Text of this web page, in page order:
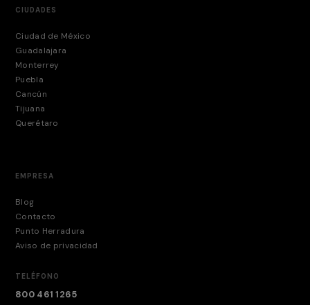
CIUDADES
Ciudad de México
Guadalajara
Monterrey
Puebla
Cancún
Tijuana
Querétaro
EMPRESA
Blog
Contacto
Punto Herradura
Aviso de privacidad
TELÉFONO
800 461 1265